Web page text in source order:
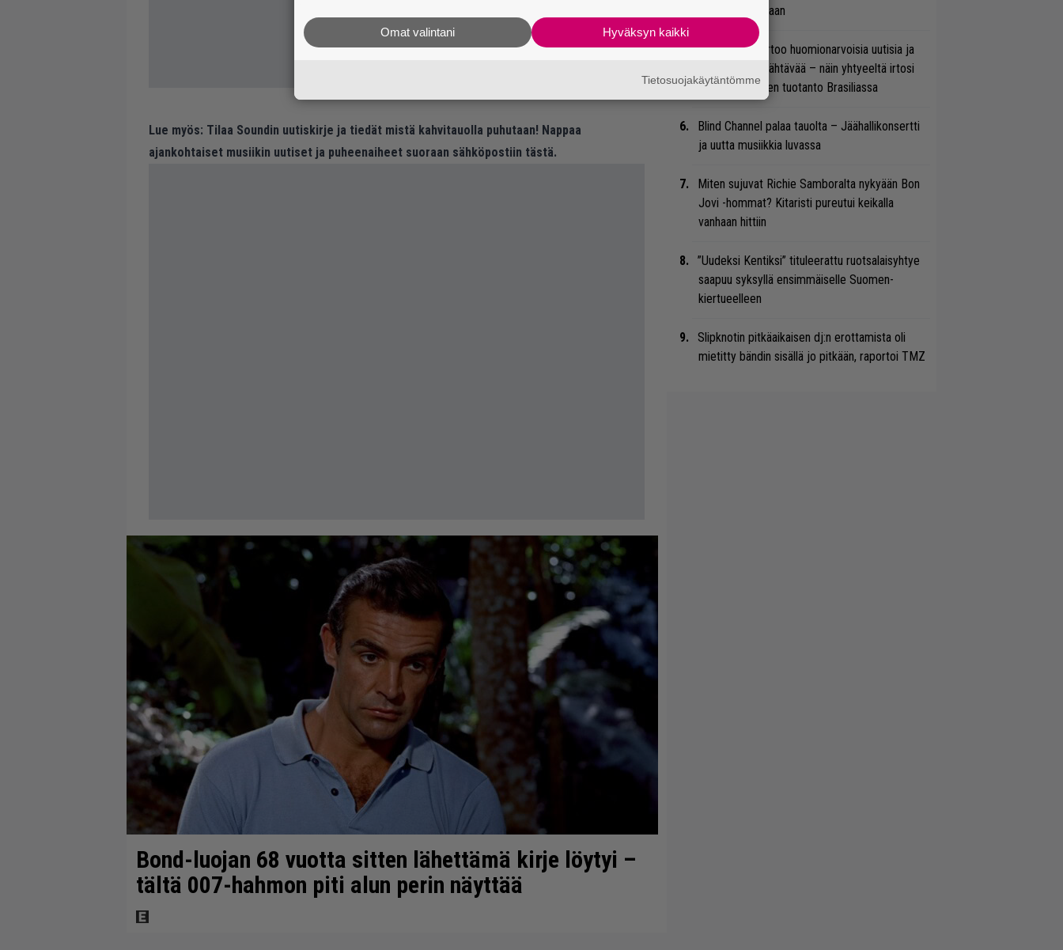
Lue myös: Tilaa Soundin uutiskirje ja tiedät mistä kahvitauolla puhutaan! Nappaa
ajankohtaiset musiikin uutiset ja puheenaiheet suoraan sähköpostiin tästä.
Bond-luojan 68 vuotta sitten lähettämä kirje löytyi –
tältä 007-hahmon piti alun perin näyttää
Dirkschneideriaan
Linkin Park kertoo huomionarvoisia uutisia ja
tarjoaa uutta nähtävää – näin yhtyeeltä irtosi
Meteora-aikojen tuotanto Brasiliassa
Blind Channel palaa tauolta – Jäähallikonsertti
ja uutta musiikkia luvassa
Miten sujuvat Richie Samboralta nykyään Bon
Jovi -hommat? Kitaristi pureutui keikalla
vanhaan hittiin
”Uudeksi Kentiksi” tituleerattu ruotsalaisyhtye
saapuu syksyllä ensimmäiselle Suomen-
kiertueelleen
Slipknotin pitkäaikaisen dj:n erottamista oli
mietitty bändin sisällä jo pitkään, raportoi TMZ
Hyväksyn kaikki
Omat valintani
Tietosuojakäytäntömme